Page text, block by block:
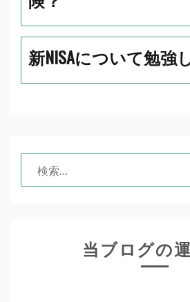
新NISAについて勉強
索:
当ブログの